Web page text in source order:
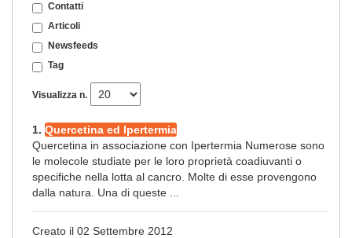
Contatti
Articoli
Newsfeeds
Tag
Visualizza n.
1. Quercetina ed Ipertermia
Quercetina in associazione con Ipertermia Numerose sono
le molecole studiate per le loro proprietà coadiuvanti o
specifiche nella lotta al cancro. Molte di esse provengono
dalla natura. Una di queste ...
Creato il 02 Settembre 2012